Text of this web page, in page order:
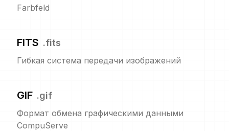
Farbfeld
FITS .fits
Гибкая система передачи изображений
GIF .gif
Формат обмена графическими данными
CompuServe